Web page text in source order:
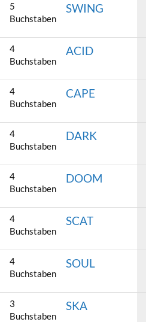
5
Buchstaben
SWING
4
Buchstaben
ACID
4
Buchstaben
CAPE
4
Buchstaben
DARK
4
Buchstaben
DOOM
4
Buchstaben
SCAT
4
Buchstaben
SOUL
3
Buchstaben
SKA